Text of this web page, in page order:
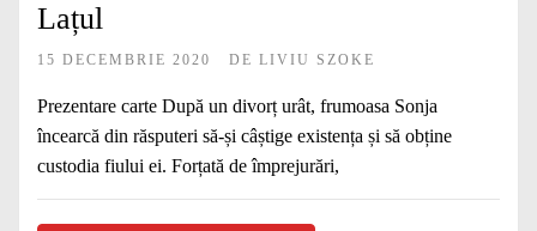
Lațul
15 DECEMBRIE 2020 DE LIVIU SZOKE
Prezentare carte După un divorț urât, frumoasa Sonja
încearcă din răsputeri să-și câștige existența și să obține
custodia fiului ei. Forțată de împrejurări,